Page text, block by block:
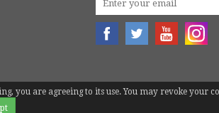
you are agreeing to its use. You may revoke